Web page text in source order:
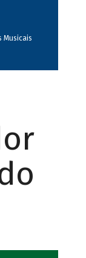
Musicais